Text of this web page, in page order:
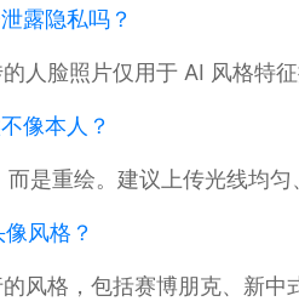
露隐私吗？
人脸照片仅用于 AI 风格特
像本人？
是重绘。建议上传光线均
风格？
风格，包括赛博朋克、新中